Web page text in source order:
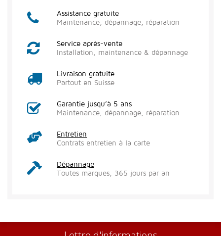
Assistance gratuite
Maintenance, dépannage, réparation
Service après-vente
Installation, maintenance & dépannage
Livraison gratuite
Partout en Suisse
Garantie jusqu’à 5 ans
Maintenance, dépannage, réparation
Entretien
Contrats entretien à la carte
Dépannage
Toutes marques, 365 jours par an